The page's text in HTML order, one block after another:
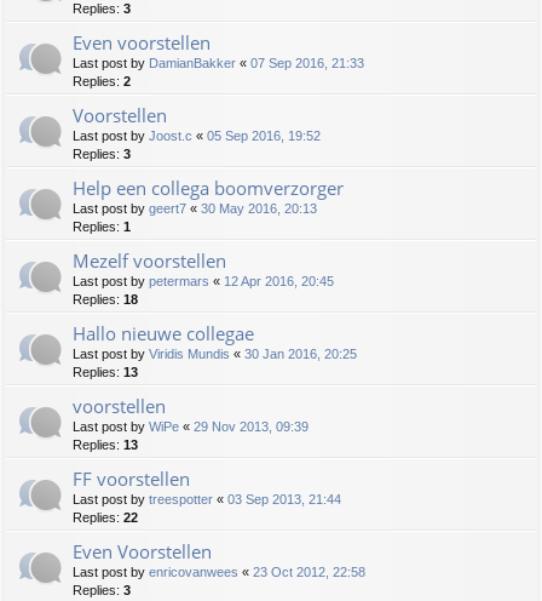
Replies: 3
Even voorstellen
Last post by DamianBakker « 07 Sep 2016, 21:33
Replies: 2
Voorstellen
Last post by Joost.c « 05 Sep 2016, 19:52
Replies: 3
Help een collega boomverzorger
Last post by geert7 « 30 May 2016, 20:13
Replies: 1
Mezelf voorstellen
Last post by petermars « 12 Apr 2016, 20:45
Replies: 18
Hallo nieuwe collegae
Last post by Viridis Mundis « 30 Jan 2016, 20:25
Replies: 13
voorstellen
Last post by WiPe « 29 Nov 2013, 09:39
Replies: 13
FF voorstellen
Last post by treespotter « 03 Sep 2013, 21:44
Replies: 22
Even Voorstellen
Last post by enricovanwees « 23 Oct 2012, 22:58
Replies: 3